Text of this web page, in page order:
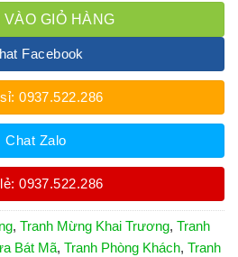
VÀO GIỎ HÀNG
Facebook
0937.522.286
Chat Zalo
0937.522.286
, Tranh Mừng Khai Trương, Tranh
Bát Mã, Tranh Phòng Khách, Tranh